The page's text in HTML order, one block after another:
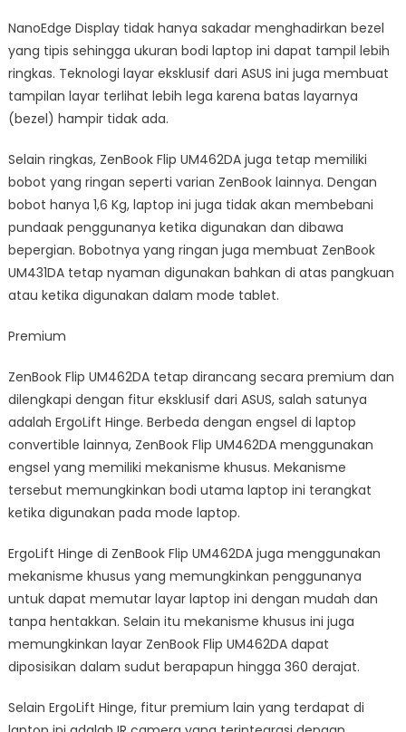
NanoEdge Display tidak hanya sakadar menghadirkan bezel
yang tipis sehingga ukuran bodi laptop ini dapat tampil lebih
ringkas. Teknologi layar eksklusif dari ASUS ini juga membuat
tampilan layar terlihat lebih lega karena batas layarnya
(bezel) hampir tidak ada.
Selain ringkas, ZenBook Flip UM462DA juga tetap memiliki
bobot yang ringan seperti varian ZenBook lainnya. Dengan
bobot hanya 1,6 Kg, laptop ini juga tidak akan membebani
pundaak penggunanya ketika digunakan dan dibawa
bepergian. Bobotnya yang ringan juga membuat ZenBook
UM431DA tetap nyaman digunakan bahkan di atas pangkuan
atau ketika digunakan dalam mode tablet.
Premium
ZenBook Flip UM462DA tetap dirancang secara premium dan
dilengkapi dengan fitur eksklusif dari ASUS, salah satunya
adalah ErgoLift Hinge. Berbeda dengan engsel di laptop
convertible lainnya, ZenBook Flip UM462DA menggunakan
engsel yang memiliki mekanisme khusus. Mekanisme
tersebut memungkinkan bodi utama laptop ini terangkat
ketika digunakan pada mode laptop.
ErgoLift Hinge di ZenBook Flip UM462DA juga menggunakan
mekanisme khusus yang memungkinkan penggunanya
untuk dapat memutar layar laptop ini dengan mudah dan
tanpa hentakkan. Selain itu mekanisme khusus ini juga
memungkinkan layar ZenBook Flip UM462DA dapat
diposisikan dalam sudut berapapun hingga 360 derajat.
Selain ErgoLift Hinge, fitur premium lain yang terdapat di